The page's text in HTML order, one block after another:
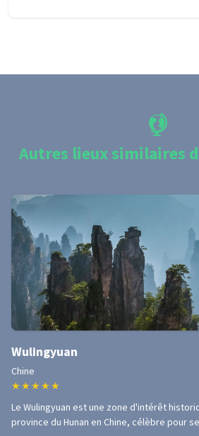
Autres lieux similaires
Wulingyuan
Chine
★ ★ ★ ★ ★
Le Wulingyuan est une zone d'intérêt
province du Hunan en Chine, célèbre pour